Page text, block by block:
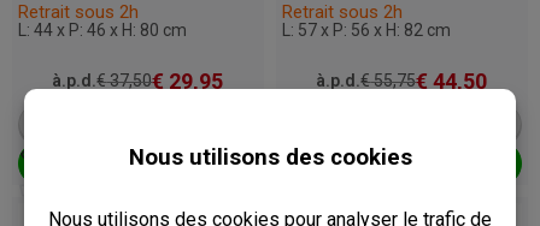
Retrait sous 2h
L: 44 x P: 46 x H: 80 cm
à.p.d.€37,50€ 29,95
AJOUTER AU PANIER
Retrait sous 2h
L: 57 x P: 56 x H: 82 cm
à.p.d.€55,75€ 44,50
AJOUTER AU PANIER